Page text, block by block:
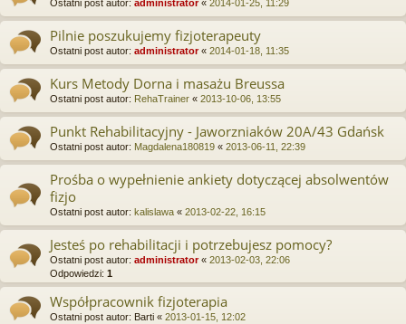
Ostatni post autor: administrator« 2014-01-25, 11:29
Pilnie poszukujemy fizjoterapeuty
Ostatni post autor: administrator« 2014-01-18, 11:35
Kurs Metody Dorna i masażu Breussa
Ostatni post autor: RehaTrainer « 2013-10-06, 13:55
Punkt Rehabilitacyjny - Jaworzniaków 20A/43 Gdańsk
Ostatni post autor: Magdalena180819 « 2013-06-11, 22:39
Prośba o wypełnienie ankiety dotyczącej absolwentów
fizjo
Ostatni post autor: kalislawa « 2013-02-22, 16:15
Jesteś po rehabilitacji i potrzebujesz pomocy?
Ostatni post autor: administrator« 2013-02-03, 22:06
Odpowiedzi: 1
Współpracownik fizjoterapia
Ostatni post autor: Barti « 2013-01-15, 12:02